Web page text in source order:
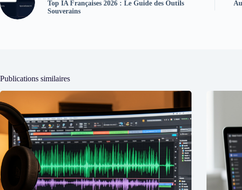
Top IA Françaises 2026 : Le Guide des Outils
Souverains
Publications similaires